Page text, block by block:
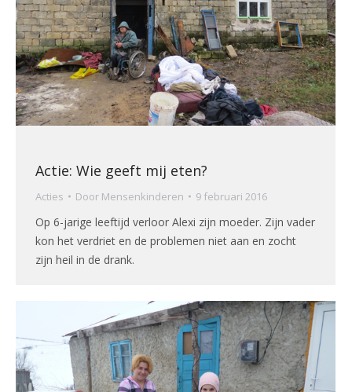
Actie: Wie geeft mij eten?
Acties Door Mensenkinderen 9 februari 2016
Op 6-jarige leeftijd verloor Alexi zijn moeder. Zijn vader
kon het verdriet en de problemen niet aan en zocht
zijn heil in de drank.